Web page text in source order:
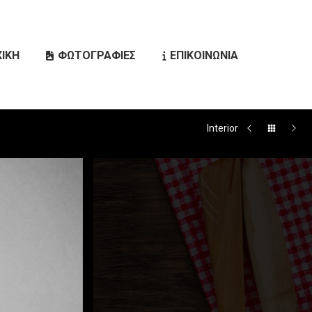
ΦΩΤΟΓΡΑΦΙΕΣ ΕΠΙΚΟΙΝΩΝΙΑ
Interior